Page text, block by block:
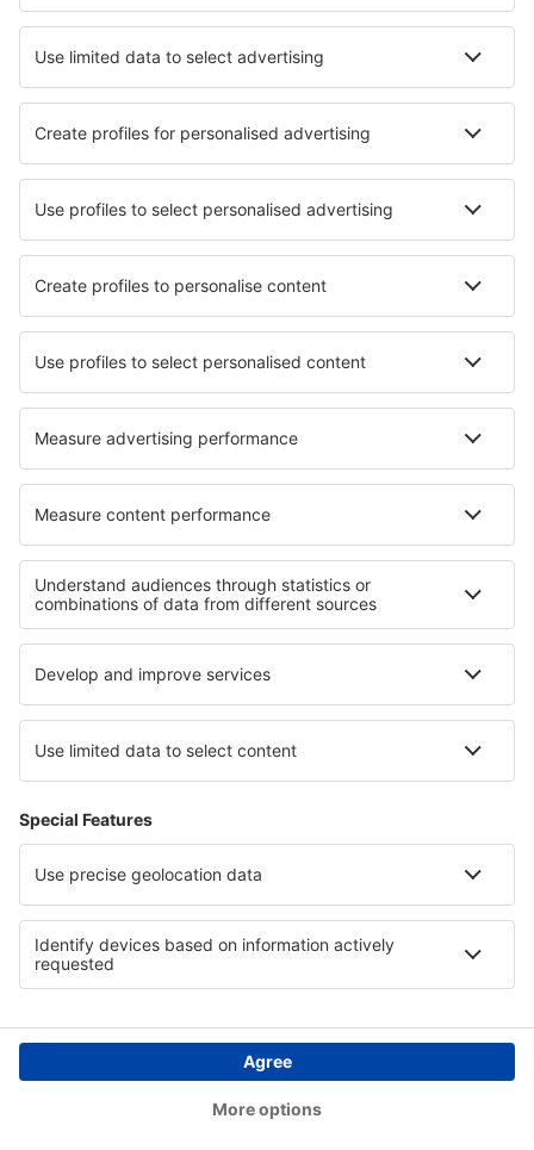
Transfer
Sevärdheter
Sportevenemang
Läs mer
Mobilapp
Flygbolag
SAS
Ryanair
Lufthansa
Norwegian
WizzAir
Om eSky
Köpvillkor
Mina bokningar
Integritetspolicy
Support och kontakt
Integritet
Länder
Internationella sidor
eSky.eu eSky.com eDestinos.com